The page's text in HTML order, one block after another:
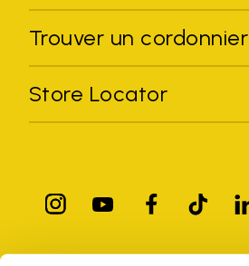
Trouver un cordonnier
Store Locator